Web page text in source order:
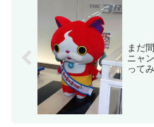
まだ
ニャ
って